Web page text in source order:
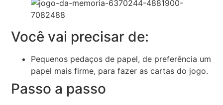
Você vai precisar de:
Pequenos pedaços de papel, de preferência um
papel mais firme, para fazer as cartas do jogo.
Passo a passo